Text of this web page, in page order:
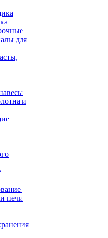
для
и
печи